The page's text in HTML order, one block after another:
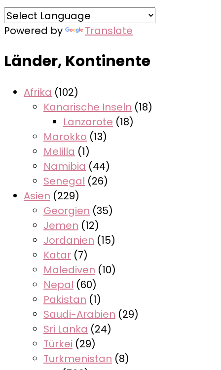
Powered by Translate
Länder, Kontinente
Afrika (102)
Kanarische Inseln (18)
Lanzarote (18)
Marokko (13)
Melilla (1)
Namibia (44)
Senegal (26)
Asien (229)
Georgien (35)
Jemen (12)
Jordanien (15)
Katar (7)
Malediven (10)
Nepal (60)
Pakistan (1)
Saudi-Arabien (29)
Sri Lanka (24)
Türkei (29)
Turkmenistan (8)